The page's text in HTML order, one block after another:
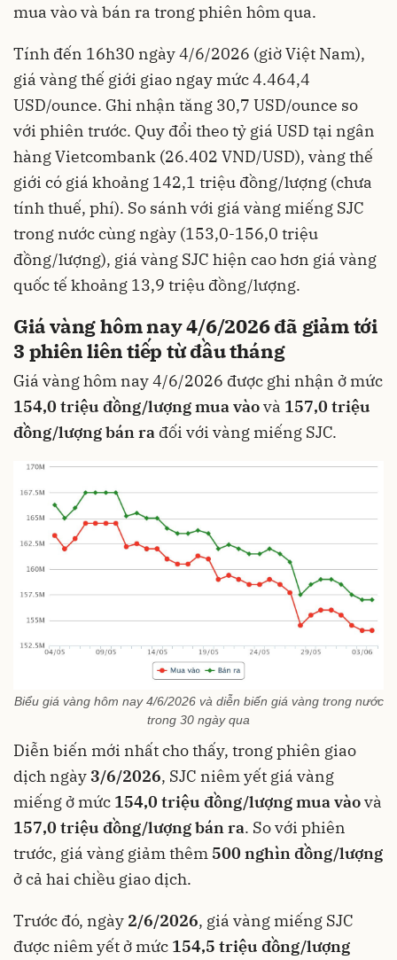
mua vào và bán ra trong phiên hôm qua.
Tính đến 16h30 ngày 4/6/2026 (giờ Việt Nam),
giá vàng thế giới giao ngay mức 4.464,4
USD/ounce. Ghi nhận tăng 30,7 USD/ounce so
với phiên trước. Quy đổi theo tỷ giá USD tại ngân
hàng Vietcombank (26.402 VND/USD), vàng thế
giới có giá khoảng 142,1 triệu đồng/lượng (chưa
tính thuế, phí). So sánh với giá vàng miếng SJC
trong nước cùng ngày (153,0-156,0 triệu
đồng/lượng), giá vàng SJC hiện cao hơn giá vàng
quốc tế khoảng 13,9 triệu đồng/lượng.
Giá vàng hôm nay 4/6/2026 đã giảm tới
3 phiên liên tiếp từ đầu tháng
Giá vàng hôm nay 4/6/2026 được ghi nhận ở mức
154,0 triệu đồng/lượng mua vàovà 157,0 triệu
đồng/lượng bán ra đối với vàng miếng SJC.
Biểu giá vàng hôm nay 4/6/2026 và diễn biến giá vàng trong nước
trong 30 ngày qua
Diễn biến mới nhất cho thấy, trong phiên giao
dịch ngày 3/6/2026, SJC niêm yết giá vàng
miếng ở mức 154,0 triệu đồng/lượng mua vàovà
157,0 triệu đồng/lượng bán ra. So với phiên
trước, giá vàng giảm thêm 500 nghìn đồng/lượng
ở cả hai chiều giao dịch.
Trước đó, ngày 2/6/2026, giá vàng miếng SJC
được niêm yết ở mức 154,5 triệu đồng/lượng